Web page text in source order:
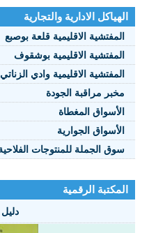
الهياكل الادارية والتجارية
المفتشية الاقليمية قلعة بوصبع
المفتشية الاقليمية بوشقوف
المفتشية الاقليمية وادي الزناتي
مخبر مراقبة الجودة
الأسواق المغطاة
الأسواق الجوارية
سوق الجملة للمنتوجات
المكتبة الرقمية